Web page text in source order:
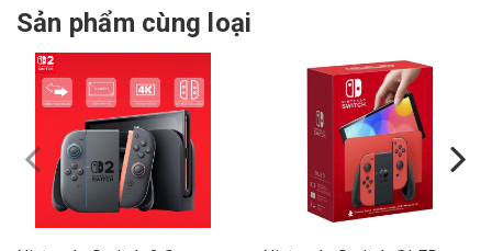
Sản phẩm cùng loại